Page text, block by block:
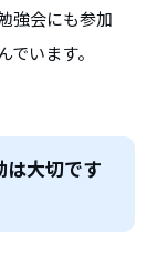
強会にも参加
います。
は大切です